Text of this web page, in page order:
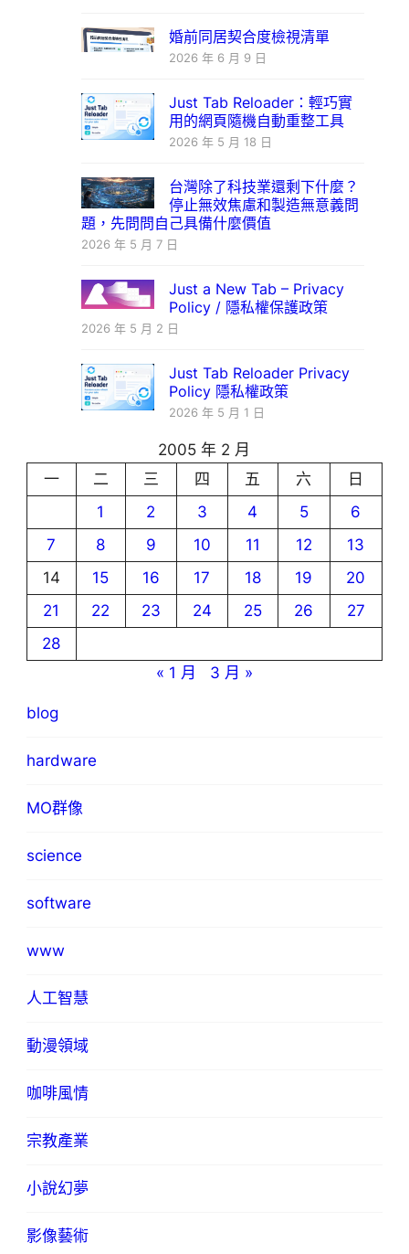
婚前同居契合度檢視清單
2026 年 6 月 9 日
Just Tab Reloader：輕巧實
用的網頁隨機自動重整工具
2026 年 5 月 18 日
台灣除了科技業還剩下什麼？
停止無效焦慮和製造無意義問
題，先問問自己具備什麼價值
2026 年 5 月 7 日
Just a New Tab – Privacy
Policy / 隱私權保護政策
2026 年 5 月 2 日
Just Tab Reloader Privacy
Policy 隱私權政策
2026 年 5 月 1 日
2005 年 2 月
一
二 三 四 五 六
日
1
2 3 4 5
6
7
8 9 10 11 12
13
14
15 16 17 18 19
20
21
22 23 24 25 26
27
28
« 1 月
3 月 »
blog
hardware
MO群像
science
software
www
人工智慧
動漫領域
咖啡風情
宗教產業
小說幻夢
影像藝術